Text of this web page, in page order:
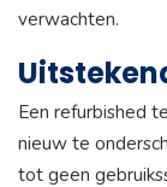
verwachten.
Een refurbished
nieuw te
tot geen